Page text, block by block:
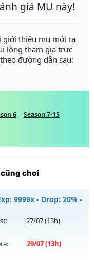
giá MU này!
giới thiệu mu mới ra
lòng tham gia trực
theo đường dẫn sau:
6
Season 7-15
chơi
9999x - Drop: 20% -
27/07(13h)
29/07(13h)